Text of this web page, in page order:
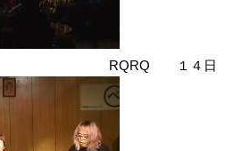
日 RQRQ １４日